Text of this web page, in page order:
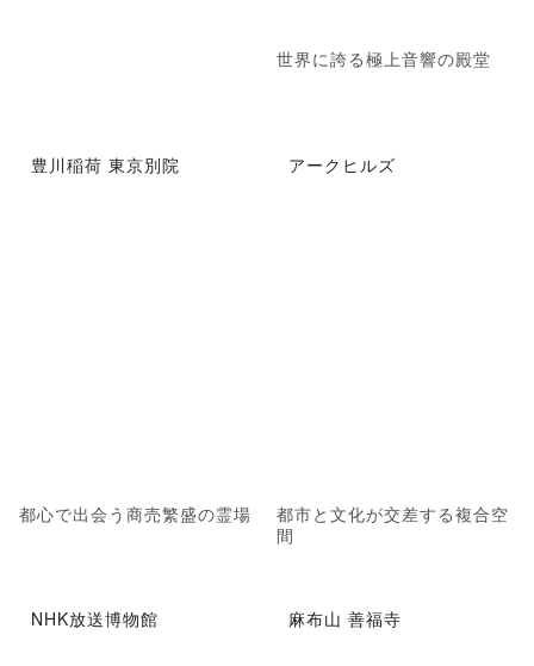
世界に誇る極上音響の殿堂
豊川稲荷 東京別院
都心で出会う商売繁盛の霊場
アークヒルズ
都市と文化が交差する複合空
間
NHK放送博物館 麻布山 善福寺